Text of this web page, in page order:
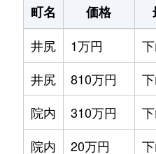
町名 価格
井尻
1万円
井尻
810万円
院内
310万円
院内
20万円